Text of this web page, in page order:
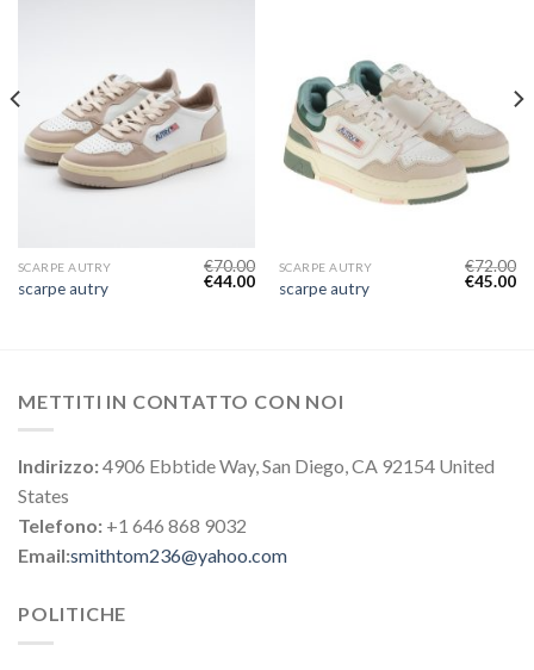
SCARPE AUTRY
scarpe autry
€70.00
€44.00
SCARPE AUTRY
scarpe autry
€72.00
€45.00
METTITI IN CONTATTO CON NOI
Indirizzo:4906 Ebbtide Way, San Diego, CA 92154 United
States
Telefono: +1 646 868 9032
Email:smithtom236@yahoo.com
POLITICHE